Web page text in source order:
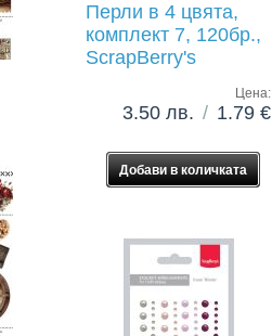
Перли в 4 цвята,
комплект 7, 120бр.,
ScrapBerry's
Цена:
3.50 лв. / 1.79 €